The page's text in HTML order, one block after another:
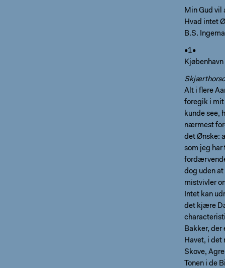
Min Gud vil
Hvad intet
B.S.
•1•
Kjøbenhavn
Alt i flere
foregik i mit
kunde see,
nærmest
det Ønske:
som jeg har
dog uden
mistvivler
Intet kan
det kjære
Bakker, der
Havet, i det
Skove,
Tonen i de